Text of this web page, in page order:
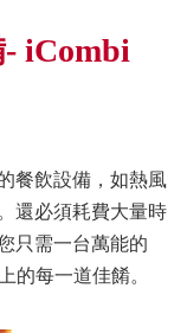
iCombi
餐飲設備，如熱風
還必須耗費大量時
只需一台萬能的
的每一道佳餚。